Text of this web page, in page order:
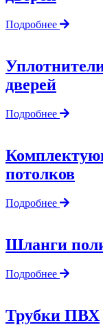
Подробнее
дверей
Подробнее
потолков
Подробнее
Шланги
Подробнее
Трубки ПВХ